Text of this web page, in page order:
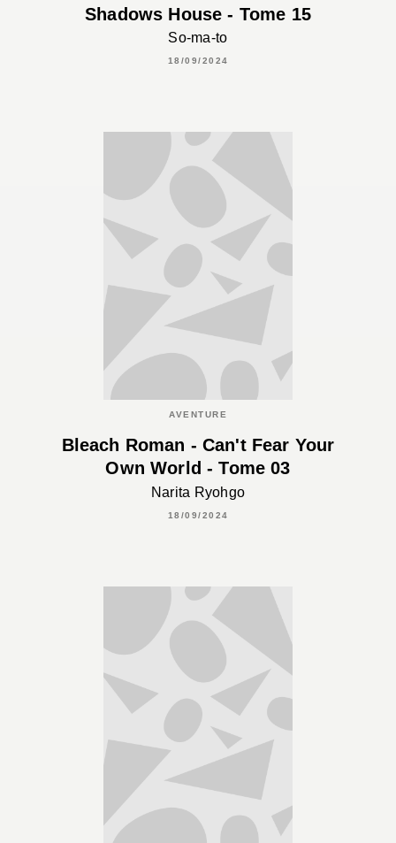
Shadows House - Tome 15
So-ma-to
18/09/2024
AVENTURE
Bleach Roman - Can't Fear Your
Own World - Tome 03
Narita Ryohgo
18/09/2024